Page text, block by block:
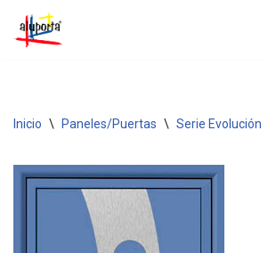
Saltar
Inicio \ Paneles/Puertas \ Serie Evolución